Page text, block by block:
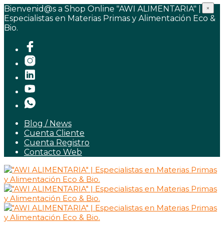
Bienvenid@s a Shop Online "AWI ALIMENTARIA" |
Especialistas en Materias Primas y Alimentación Eco &
Bio.
Blog / News
Cuenta Cliente
Cuenta Registro
Contacto Web
×